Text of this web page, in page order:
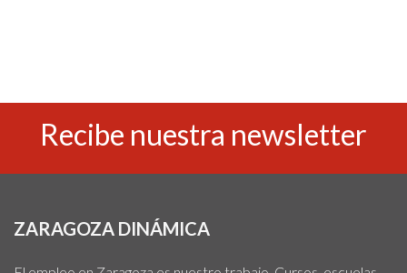
Recibe nuestra newsletter
ZARAGOZA DINÁMICA